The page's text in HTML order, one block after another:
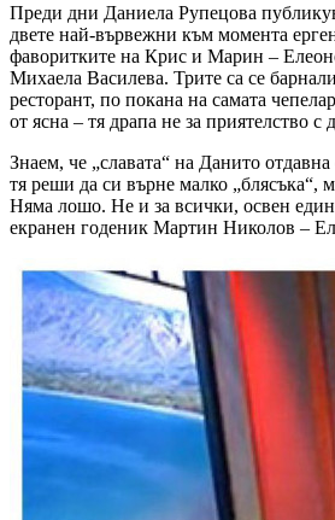
Преди дни Даниела Рупецова
двете най-вървежни към момента
фаворитките на Крис и Марин –
Михаела Василева. Трите са се
ресторант, по покана на самата
от ясна – тя драпа не за приятелство с
Знаем, че „славата“ на Данито
тя реши да си върне малко
Няма лошо. Не и за всички, освен
екранен годеник Мартин Николов –